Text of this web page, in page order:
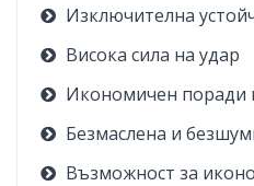
Изключителна
Висока сила на удар
Икономичен поради
Безмаслена и
Възможност за